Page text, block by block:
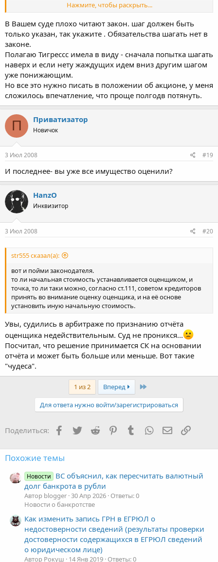
Чегой-то я не понял, как утверждали порядок продажи, если
начальной ценой СК не рулит? Тады вам в порядок изменения
и начальную цену свою. Если у ку кредитор карманный - всё
равно затянет, пойдёт в суд по ст. 15, но вы готовьтесь
разбивать оценку. Нормальный оценщик чужие косяки сразу
видит.
Нажмите, чтобы раскрыть...
В Вашем суде плохо читают закон. шаг должен быть
только указан, так укажите . Обязательства шагать нет в
законе.
Полагаю Тигрессс имела в виду - сначала попытка шагать
наверх и если нету жаждущих идем вниз другим шагом
уже понижающим.
Но все это нужно писать в положении об акционе, у меня
сложилось впечатление, что проще полгодв потянуть.
П Приватизатор
Новичок
3 Июл 2008 #19
И последнее- вы уже все имущество оценили?
HanzO
Инквизитор
3 Июл 2008 #20
str555 сказал(а):
вот и пойми законодателя.
то ли начальная стоимость устанавливается оценщиком, и
точка, то ли таки можно, согласно ст.111, советом кредиторов
принять во внимание оценку оценщика, и на её основе
установить иную начальную стоимость.
Увы, судились в арбитраже по признанию отчёта
оценщика недействительным. Суд не проникся...
Посчитал, что решение принимается СК на основании
отчёта и может быть больше или меньше. Вот такие
"чудеса".
1 из 2 Вперед Последняя
Для ответа нужно войти/зарегистрироваться
Поделиться: Facebook
TwitterReddit PinterestTumblr WhatsApp Ссылка
Похожие темы
Новости
ВС объяснил, как пересчитать валютный
долг банкрота в рубли
Автор blogger 30 Апр 2026 Ответы: 0
Новости о банкротстве
Как изменить запись ГРН в ЕГРЮЛ о
недостоверности сведений (результаты проверки
достоверности содержащихся в ЕГРЮЛ сведений
о юридическом лице)
Автор Рокуш 14 Янв 2019 Ответы: 0